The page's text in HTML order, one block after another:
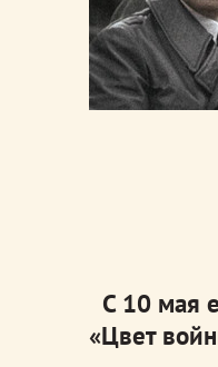
С 10 мая
«Цвет